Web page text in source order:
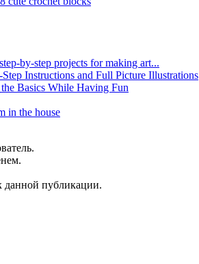
by-step projects for making art...
Instructions and Full Picture Illustrations
Basics While Having Fun
in the house
данной публикации.